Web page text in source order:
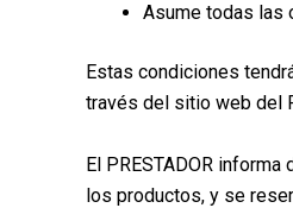
Asume todas las
Estas condiciones
través del sitio web del
El PRESTADOR
los productos, y se